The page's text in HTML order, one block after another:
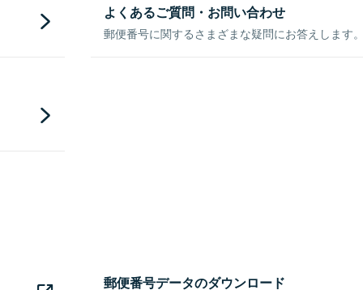
よくあるご質問・お問い合わせ
郵便番号に関するさまざまな疑問にお答えします。
郵便番号データのダウンロード